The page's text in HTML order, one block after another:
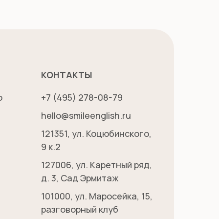
КОНТАКТЫ
+7 (495) 278-08-79
hello@smileenglish.ru
121351, ул. Коцюбинского,
9 к.2
127006, ул. Каретный ряд,
д. 3, Сад Эрмитаж
101000, ул. Маросейка, 15,
разговорный клуб